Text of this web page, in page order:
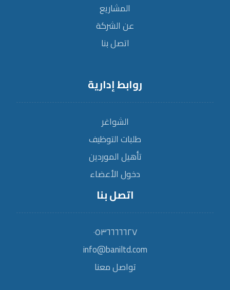
المشاريع
عن الشركة
اتصل بنا
روابط إدارية
الشواغر
طلبات التوظيف
تأهيل الموردين
دخول الأعضاء
اتصل بنا
٠٥٣٦٦٦٦٦٢٧
info@baniltd.com
تواصل معنا